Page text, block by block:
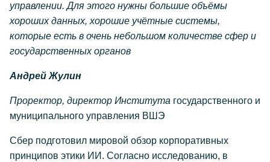
управлении. Для этого нужны большие объёмы
хороших данных, хорошие учётные системы,
которые есть в очень небольшом количестве сфер и
государственных органов
Андрей Жулин
Проректор, директор Института государственного и
муниципального управления ВШЭ
Сбер подготовил мировой обзор корпоративных
принципов этики ИИ. Согласно исследованию, в